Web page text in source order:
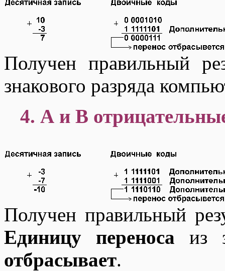
Получен правильный
знакового разряда
4. А и В
Получен правильный
Единицу переноса из
отбрасывает.